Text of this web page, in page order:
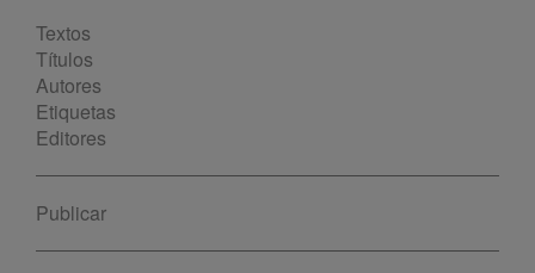
Textos
Títulos
Autores
Etiquetas
Editores
Publicar